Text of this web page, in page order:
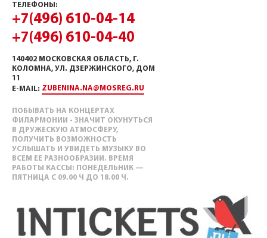
ТЕЛЕФОНЫ:
+7(496) 610-04-14
+7(496) 610-04-40
140402 МОСКОВСКАЯ ОБЛАСТЬ, Г.
КОЛОМНА, УЛ. ДЗЕРЖИНСКОГО, ДОМ
11
E-MAIL: ZUBENINA.NA@MOSREG.RU
ПОБЫВАТЬ НА КОНЦЕРТАХ
ФИЛАРМОНИИ - ЗНАЧИТ ОКУНУТЬСЯ
В ДРУЖЕСКУЮ АТМОСФЕРУ,
ПОЛУЧИТЬ ВОЗМОЖНОСТЬ
УСЛЫШАТЬ И УВИДЕТЬ МУЗЫКУ ВО
ВСЕМ ЕЕ РАЗНООБРАЗИИ. ВРЕМЯ
РАБОТЫ КАССЫ: ПОНЕДЕЛЬНИК —
ПЯТНИЦА С 09.00 Ч ДО 18.00 Ч.